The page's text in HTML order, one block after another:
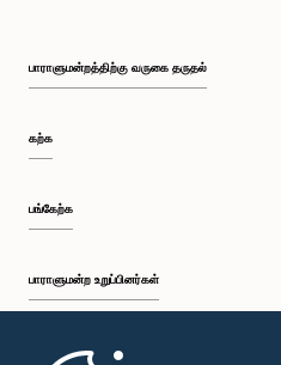
பாராளுமன்றத்திற்கு வருகை தருதல்
கற்க
பங்கேற்க
பாராளுமன்ற உறுப்பினர்கள்
முதற்பக்கம்